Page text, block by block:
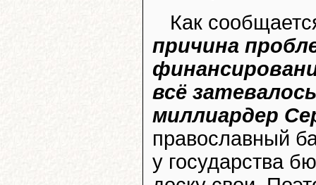
Как
причина
всё
миллиардер
православный
у государства